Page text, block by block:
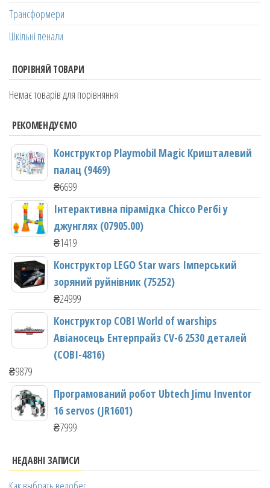
Трансформери
Шкільні пенали
ПОРІВНЯЙ ТОВАРИ
Немає товарів для порівняння
РЕКОМЕНДУЄМО
Конструктор Playmobil Magic Кришталевий
палац (9469)
₴6699
Інтерактивна пірамідка Chicco Регбі у
джунглях (07905.00)
₴1419
Конструктор LEGO Star wars Імперський
зоряний руйнівник (75252)
₴24999
Конструктор COBI World of warships
Авіаносець Ентерпрайз CV-6 2530 деталей
(COBI-4816)
₴9879
Програмований робот Ubtech Jimu Inventor
16 servos (JR1601)
₴7999
НЕДАВНІ ЗАПИСИ